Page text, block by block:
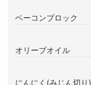
ベーコンブロック
オリーブオイル
にんにく(みじん切り)